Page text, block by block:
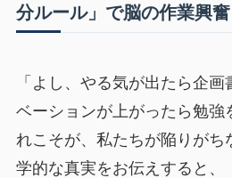
分ルール」で脳の作業興
「よし、やる気が出たら企
ベーションが上がったら勉
れこそが、私たちが陥りがち
学的な真実をお伝えすると、